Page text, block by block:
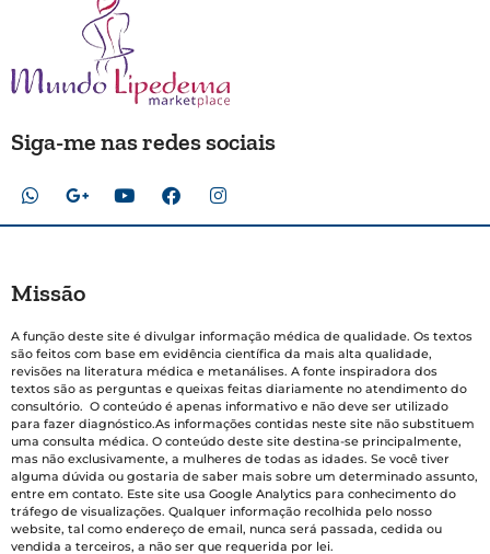
Siga-me nas redes sociais
Missão
A função deste site é divulgar informação médica de qualidade. Os textos
são feitos com base em evidência científica da mais alta qualidade,
revisões na literatura médica e metanálises. A fonte inspiradora dos
textos são as perguntas e queixas feitas diariamente no atendimento do
consultório. O conteúdo é apenas informativo e não deve ser utilizado
para fazer diagnóstico.As informações contidas neste site não substituem
uma consulta médica. O conteúdo deste site destina-se principalmente,
mas não exclusivamente, a mulheres de todas as idades. Se você tiver
alguma dúvida ou gostaria de saber mais sobre um determinado assunto,
entre em contato. Este site usa Google Analytics para conhecimento do
tráfego de visualizações. Qualquer informação recolhida pelo nosso
website, tal como endereço de email, nunca será passada, cedida ou
vendida a terceiros, a não ser que requerida por lei.